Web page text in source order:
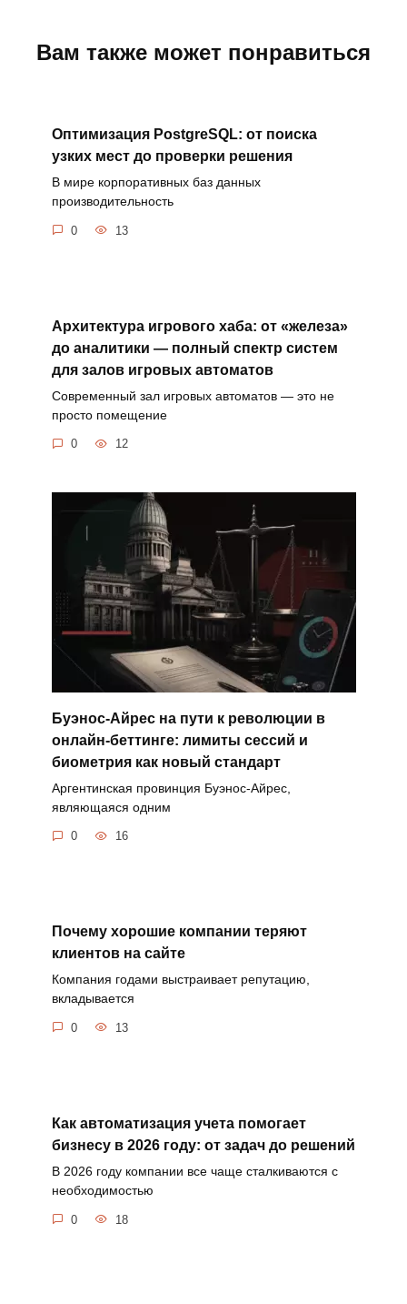
Вам также может понравиться
Оптимизация PostgreSQL: от поиска
узких мест до проверки решения
В мире корпоративных баз данных
производительность
0 13
Архитектура игрового хаба: от «железа»
до аналитики — полный спектр систем
для залов игровых автоматов
Современный зал игровых автоматов — это не
просто помещение
0 12
Буэнос-Айрес на пути к революции в
онлайн-беттинге: лимиты сессий и
биометрия как новый стандарт
Аргентинская провинция Буэнос-Айрес,
являющаяся одним
0 16
Почему хорошие компании теряют
клиентов на сайте
Компания годами выстраивает репутацию,
вкладывается
0 13
Как автоматизация учета помогает
бизнесу в 2026 году: от задач до решений
В 2026 году компании все чаще сталкиваются с
необходимостью
0 18